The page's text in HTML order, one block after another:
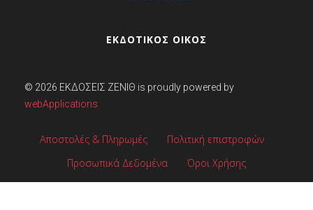
ΕΚΔΟΤΙΚΟΣ ΟΙΚΟΣ
© 2026 ΕΚΔΌΣΕΙΣ ΖΕΝΊΘ is proudly powered by
webApplications
Αποστολές & Πληρωμές
Πολιτική επιστροφών
Προσωπικά Δεδομένα
Όροι Χρήσης